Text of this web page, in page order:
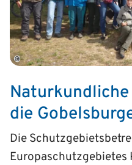
©
die
Die
Europaschutzgebietes